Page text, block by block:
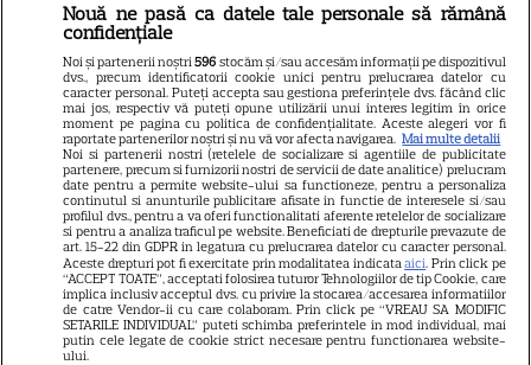
13
promisiune a făcut actorul
după momentele virale în care
a făcut senzație prin dans
13
SKYSHOWTIME
Scarlett Johansson și Kristin
Scott Thomas, din nou mamă
și fiică pe ecran în „My
Mother's Wedding”. Când
apare filmul pe SkyShowtime
PRIME VIDEO
Nouă ne pasă ca datele tale personale să rămână
confidențiale
Noi și partenerii noștri596 stocăm și/sau accesăm informații pe dispozitivul
dvs., precum identificatorii cookie unici pentru prelucrarea datelor cu
caracter personal. Puteți accepta sau gestiona preferințele dvs. făcând clic
mai jos, respectiv vă puteți opune utilizării unui interes legitim în orice
moment pe pagina cu politica de confidențialitate. Aceste alegeri vor fi
raportate partenerilor noștri și nu vă vor afecta navigarea. Mai multe detalii
Noi si partenerii nostri (retelele de socializare si agentiile de publicitate
partenere, precum si furnizorii nostri de servicii de date analitice) prelucram
date pentru a permite website-ului sa functioneze, pentru a personaliza
continutul si anunturile publicitare afisate in functie de interesele si/sau
profilul dvs., pentru a va oferi functionalitati aferente retelelor de socializare
si pentru a analiza traficul pe website. Beneficiati de drepturile prevazute de
art. 15-22 din GDPR in legatura cu prelucrarea datelor cu caracter personal.
Aceste drepturi pot fi exercitate prin modalitatea indicataaici. Prin click pe
“ACCEPT TOATE”, acceptati folosirea tuturor Tehnologiilor de tip Cookie, care
implica inclusiv acceptul dvs. cu privire la stocarea/accesarea informatiilor
de catre Vendor-ii cu care colaboram. Prin click pe “VREAU SA MODIFIC
SETARILE INDIVIDUAL” puteti schimba preferintele in mod individual, mai
putin cele legate de cookie strict necesare pentru functionarea website-
ului.